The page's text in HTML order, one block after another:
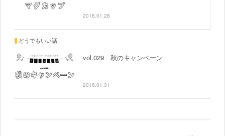
2016.01.28
どうでもいい話
2016.01.31
vol.029 秋のキャンペーン